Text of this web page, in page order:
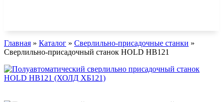
Главная » Каталог » Сверлильно-присадочные станки »
Сверлильно-присадочный станок HOLD HB121